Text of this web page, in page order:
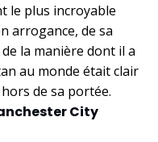
le plus incroyable
arrogance, de sa
la manière dont il a
au monde était clair
de sa portée.
City